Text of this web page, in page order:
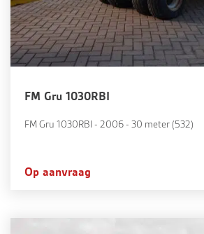
FM Gru 1030RBI
FM Gru 1030RBI - 2006 - 30 meter (532)
Op aanvraag